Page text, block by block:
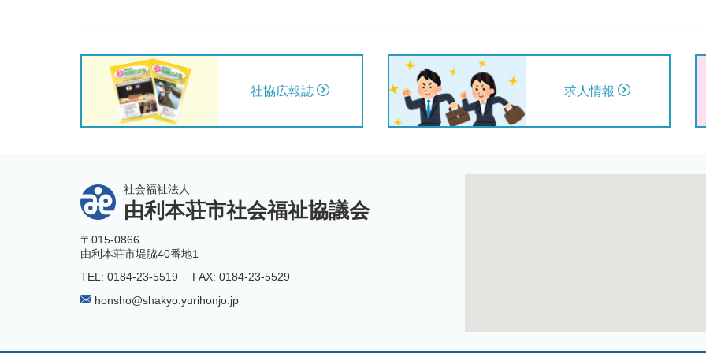
社協広報誌 求人情報
社会福祉法人
由利本荘市社会福祉協議会
〒015-0866
由利本荘市堤脇40番地1
TEL: 0184-23-5519
FAX: 0184-23-5529
honsho@shakyo.yurihonjo.jp